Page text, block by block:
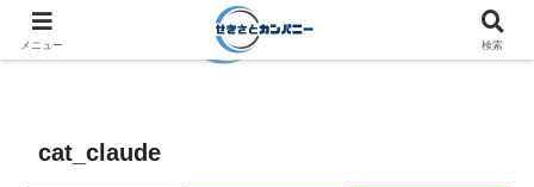
cat_claude
メニュー 検索